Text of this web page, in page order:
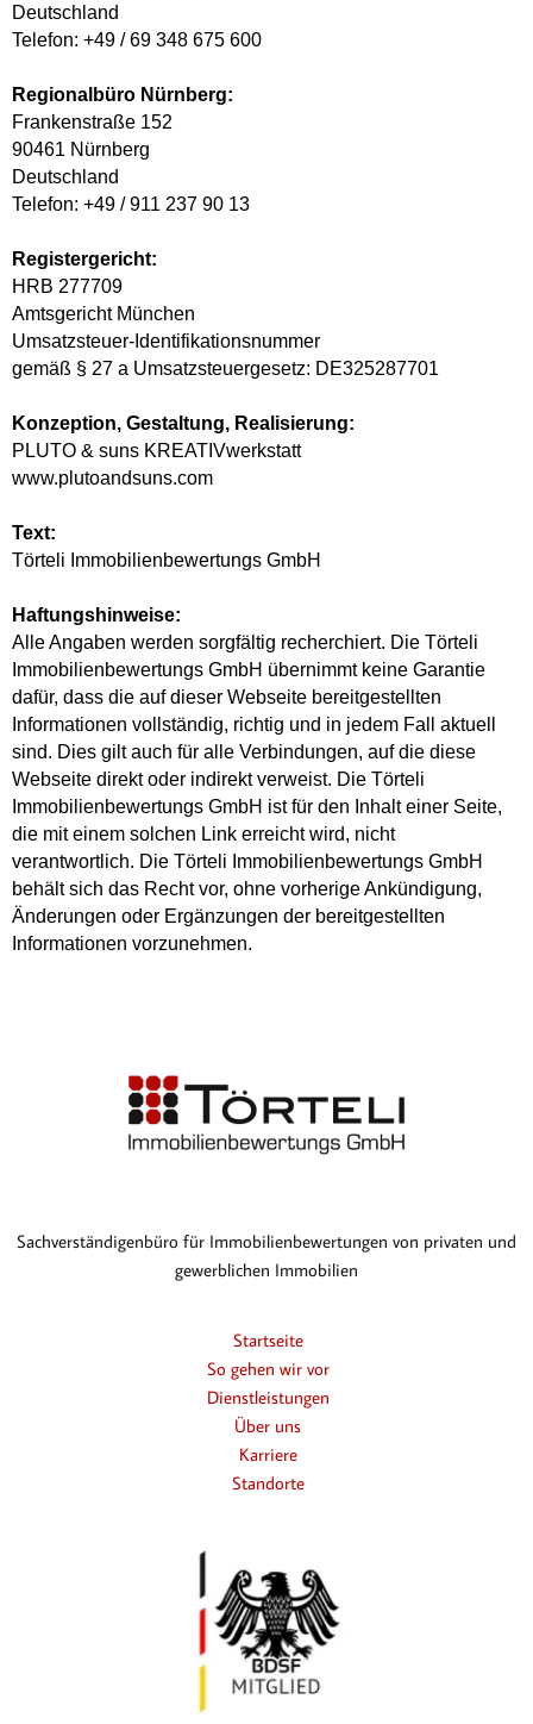
Deutschland
Telefon: +49 / 69 348 675 600
Regionalbüro Nürnberg:
Frankenstraße 152
90461 Nürnberg
Deutschland
Telefon: +49 / 911 237 90 13
Registergericht:
HRB 277709
Amtsgericht München
Umsatzsteuer-Identifikationsnummer
gemäß § 27 a Umsatzsteuergesetz: DE325287701
Konzeption, Gestaltung, Realisierung:
PLUTO & suns KREATIVwerkstatt
www.plutoandsuns.com
Text:
Törteli Immobilienbewertungs GmbH
Haftungshinweise:
Alle Angaben werden sorgfältig recherchiert. Die Törteli
Immobilienbewertungs GmbH übernimmt keine Garantie
dafür, dass die auf dieser Webseite bereitgestellten
Informationen vollständig, richtig und in jedem Fall aktuell
sind. Dies gilt auch für alle Verbindungen, auf die diese
Webseite direkt oder indirekt verweist. Die Törteli
Immobilienbewertungs GmbH ist für den Inhalt einer Seite,
die mit einem solchen Link erreicht wird, nicht
verantwortlich. Die Törteli Immobilienbewertungs GmbH
behält sich das Recht vor, ohne vorherige Ankündigung,
Änderungen oder Ergänzungen der bereitgestellten
Informationen vorzunehmen.
Sachverständigenbüro für Immobilienbewertungen von privaten und
gewerblichen Immobilien
Startseite
So gehen wir vor
Dienstleistungen
Über uns
Karriere
Standorte